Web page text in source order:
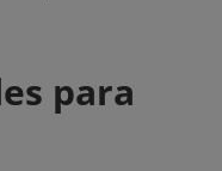
para